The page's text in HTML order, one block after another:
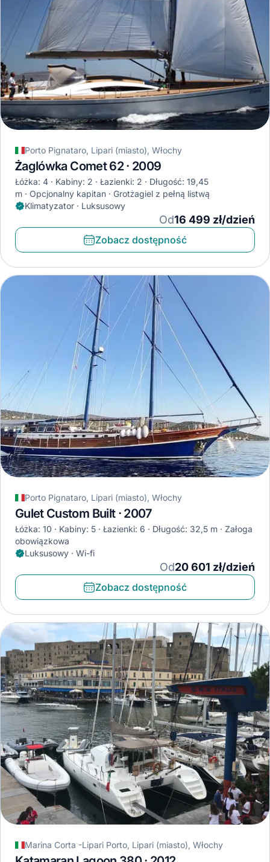
Porto Pignataro, Lipari (miasto), Włochy
Żaglówka Comet 62 · 2009
Łóżka: 4 Kabiny: 2 Łazienki: 2
Długość: 19,45
m
Opcjonalny kapitan
Grotżagiel z pełną listwą
Klimatyzator · Luksusowy
Od16 499 zł/dzień
Zobacz dostępność
Porto Pignataro, Lipari (miasto), Włochy
Gulet Custom Built · 2007
Łóżka: 10 Kabiny: 5 Łazienki: 6 Długość: 32,5 m
Załoga
obowiązkowa
Luksusowy · Wi-fi
Od20 601 zł/dzień
Zobacz dostępność
Marina Corta -Lipari Porto, Lipari (miasto), Włochy